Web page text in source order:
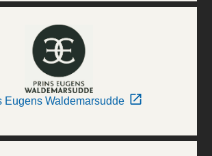
Eugens Waldemarsudde